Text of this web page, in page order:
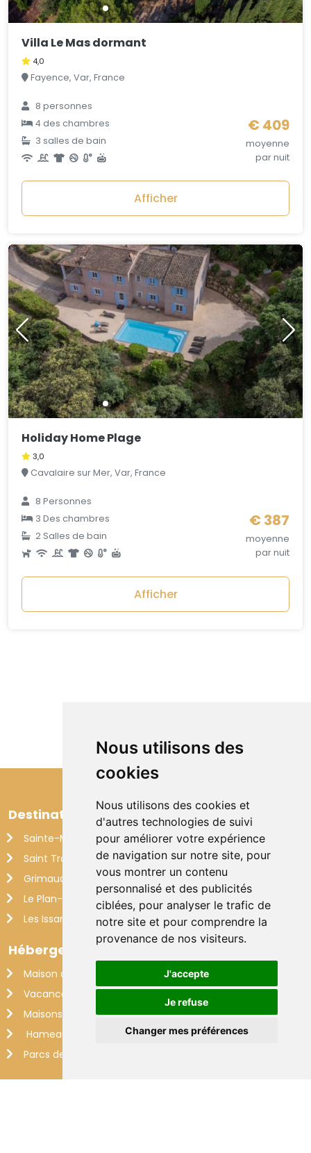
Nous utilisons des
cookies
Nous utilisons des cookies et
d'autres technologies de suivi
pour améliorer votre expérience
de navigation sur notre site, pour
vous montrer un contenu
personnalisé et des publicités
ciblées, pour analyser le trafic de
notre site et pour comprendre la
provenance de nos visiteurs.
J'accepte
Je refuse
Changer mes préférences
Villa Le Mas dormant
4,0
Fayence, Var, France
8 personnes
4 des chambres
3 salles de bain
€ 409
moyenne
par nuit
Afficher
Holiday Home Plage
3,0
Cavalaire sur Mer, Var, France
8 Personnes
3 Des chambres
2 Salles de bain
€ 387
moyenne
par nuit
Afficher
Destinations
Sainte-Maxime
Saint Tropez
Grimaud
Le Plan-de-la-Tour
Les Issambres
Hébergements
Maison de vacances Côte d'Azur
Vacances Sud de la France
Maisons de vacances à la plage
Hameau des Claudins
Parcs de vacances Côte d'Azur
Partenaires